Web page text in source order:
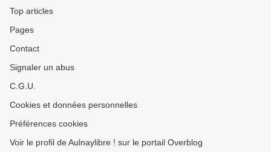
Top articles
Pages
Contact
Signaler un abus
C.G.U.
Cookies et données personnelles
Préférences cookies
Voir le profil de Aulnaylibre ! sur le portail Overblog